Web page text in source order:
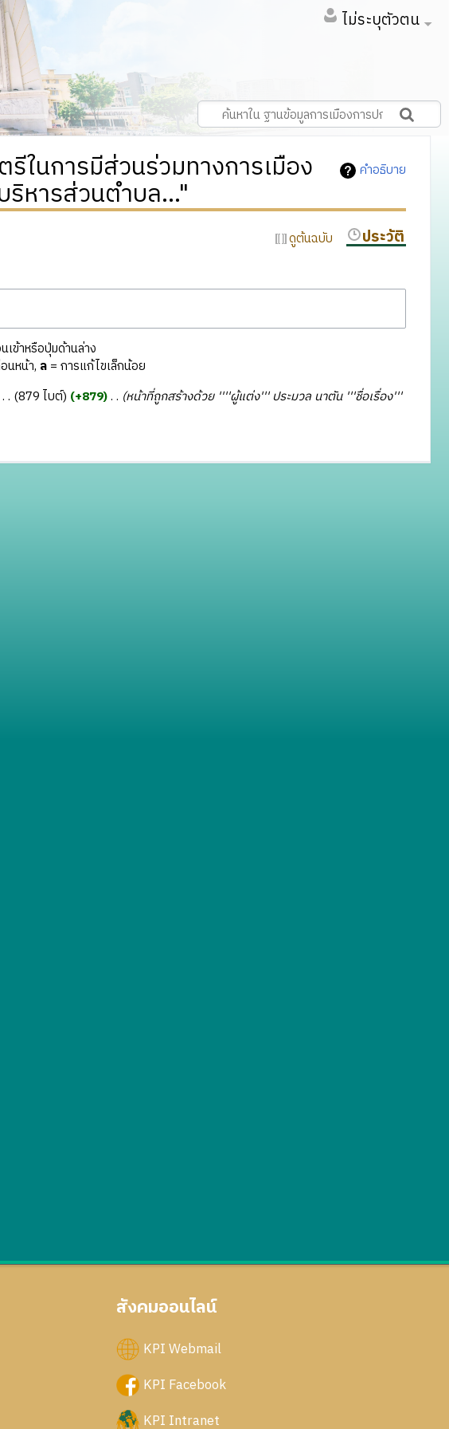
ไม่ระบุตัวตน
คำอธิบาย
ในการมีส่วนร่วมทางการเมือง
หารส่วนตำบล..."
ดูต้นฉบับ ประวัติ
ข้าหรือปุ่มด้านล่าง
นหน้า, ล= การแก้ไขเล็กน้อย
‎ 879 ไบต์ +879 ‎
หน้าที่ถูกสร้างด้วย ''''ผู้แต่ง''' ประมวล นาตัน '''ชื่อเรื่อง'''
สังคมออนไลน์
KPI Webmail
KPI Facebook
KPI Intranet